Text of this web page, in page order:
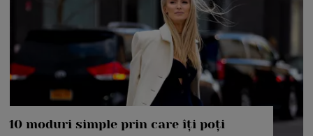
10 moduri simple prin care îți poți